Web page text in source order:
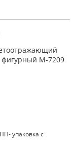
M-7209
упаковка с